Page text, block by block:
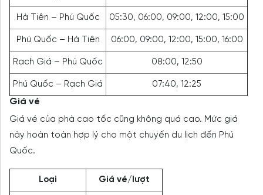
Hà Tiên – Phú Quốc 05:30, 06:00, 09:00, 12:00, 15:00
Phú Quốc – Hà Tiên 06:00, 09:00, 12:00, 15:00, 16:00
Rạch Giá – Phú Quốc 08:00, 12:50
Phú Quốc – Rạch Giá 07:40, 12:25
Giá vé
Giá vé của phà cao tốc cũng không quá cao. Mức giá
này hoàn toàn hợp lý cho một chuyến du lịch đến Phú
Quốc.
Loại Giá vé/lượt